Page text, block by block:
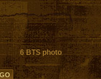
6 BTS photo